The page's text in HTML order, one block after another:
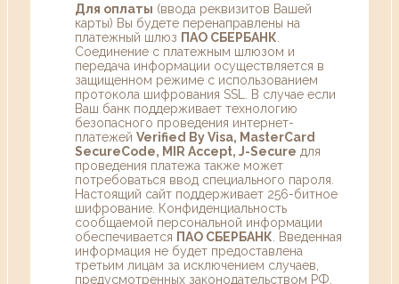
Для оплаты (ввода реквизитов Вашей
карты) Вы будете перенаправлены на
платежный шлюз ПАО СБЕРБАНК
Соединение с платежным шлюзом и
передача информации осуществляется в
защищенном режиме с использованием
протокола шифрования SSL. В случае если
Ваш банк поддерживает технологию
безопасного проведения интернет-
платежей Verified By Visa, MasterCard
SecureCode, MIR Accept, J-Secure для
проведения платежа также может
потребоваться ввод специального пароля.
Настоящий сайт поддерживает 256-битное
шифрование. Конфиденциальность
сообщаемой персональной информации
обеспечивается ПАО СБЕРБАНК . Введенная
информация не будет предоставлена
третьим лицам за исключением случаев,
предусмотренных законодательством РФ.